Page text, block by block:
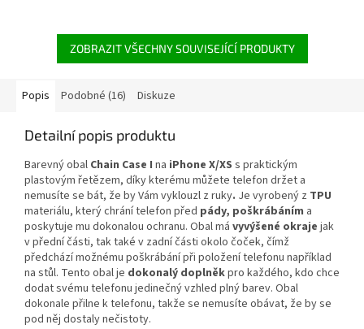
ZOBRAZIT VŠECHNY SOUVISEJÍCÍ PRODUKTY
Popis Podobné (16) Diskuze
Detailní popis produktu
Barevný obal Chain Case I na iPhone X/XS s praktickým
plastovým řetězem, díky kterému můžete telefon držet a
nemusíte se bát, že by Vám vyklouzl z ruky. Je vyrobený z TPU
materiálu, který chrání telefon před pády, poškrábáním a
poskytuje mu dokonalou ochranu. Obal má vyvýšené okraje jak
v přední části, tak také v zadní části okolo čoček, čímž
předchází možnému poškrábání při položení telefonu například
na stůl. Tento obal je dokonalý doplněkpro každého, kdo chce
dodat svému telefonu jedinečný vzhled plný barev. Obal
dokonale přilne k telefonu, takže se nemusíte obávat, že by se
pod něj dostaly nečistoty.